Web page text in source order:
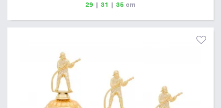
29 | 31 | 35 cm